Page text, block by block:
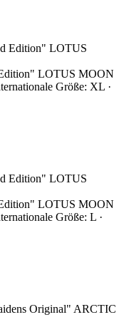
LOTUS MOON
Größe: XL ·
LOTUS MOON
Größe: L ·